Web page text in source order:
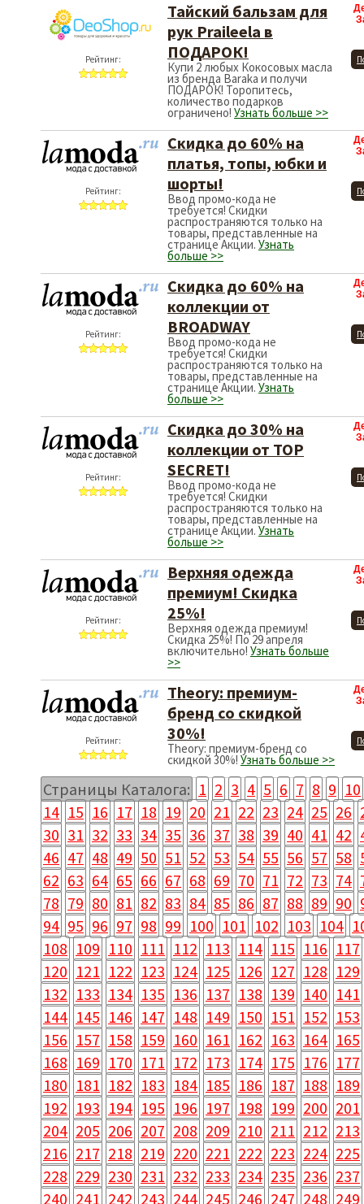
Рейтинг:
Тайский бальзам для
рук Praileela в
ПОДАРОК!
Купи 2 любых Кокосовых масла
из бренда Baraka и получи
ПОДАРОК! Торопитесь,
количество подарков
ограничено! Узнать больше >>
Рейтинг:
Скидка до 60% на
платья, топы, юбки и
шорты!
Ввод промо-кода не
требуется! Скидки
распространяются только на
товары, представленные на
странице Акции. Узнать
больше >>
Рейтинг:
Скидка до 60% на
коллекции от
BROADWAY
Ввод промо-кода не
требуется! Скидки
распространяются только на
товары, представленные на
странице Акции. Узнать
больше >>
Рейтинг:
Скидка до 30% на
коллекции от TOP
SECRET!
Ввод промо-кода не
требуется! Скидки
распространяются только на
товары, представленные на
странице Акции. Узнать
больше >>
Рейтинг:
Верхняя одежда
премиум! Скидка
25%!
Верхняя одежда премиум!
Скидка 25%! По 29 апреля
включительно! Узнать больше
>>
Рейтинг:
Theory: премиум-
бренд со скидкой
30%!
Theory: премиум-бренд со
скидкой 30%! Узнать больше >>
Страницы Каталога: 1 2 3 4 5 6 7 8 9 10
14 15 16 17 18 19 20 21 22 23 24 25 26
30 31 32 33 34 35 36 37 38 39 40 41 42
46 47 48 49 50 51 52 53 54 55 56 57 58
62 63 64 65 66 67 68 69 70 71 72 73 74
78 79 80 81 82 83 84 85 86 87 88 89 90
94 95 96 97 98 99 100 101 102 103 104
108 109 110 111 112 113 114 115 116 117
120 121 122 123 124 125 126 127 128 129
132 133 134 135 136 137 138 139 140 141
144 145 146 147 148 149 150 151 152 153
156 157 158 159 160 161 162 163 164 165
168 169 170 171 172 173 174 175 176 177
180 181 182 183 184 185 186 187 188 189
192 193 194 195 196 197 198 199 200 201
204 205 206 207 208 209 210 211 212 213
216 217 218 219 220 221 222 223 224 225
228 229 230 231 232 233 234 235 236 237
240 241 242 243 244 245 246 247 248 249